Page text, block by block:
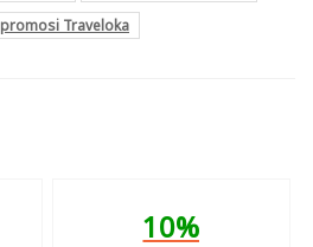
promosi Traveloka
10%